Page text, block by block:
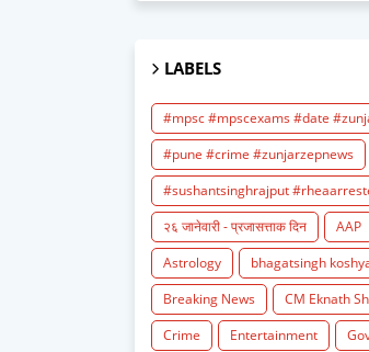
LABELS
#mpsc #mpscexams #date
#pune #crime #zunjarzepnews
#sushantsinghrajput
२६ जानेवारी - प्रजासत्ताक दिन
AAP
Astrology
bhagatsingh
Breaking News
CM Eknath
Crime
Entertainment